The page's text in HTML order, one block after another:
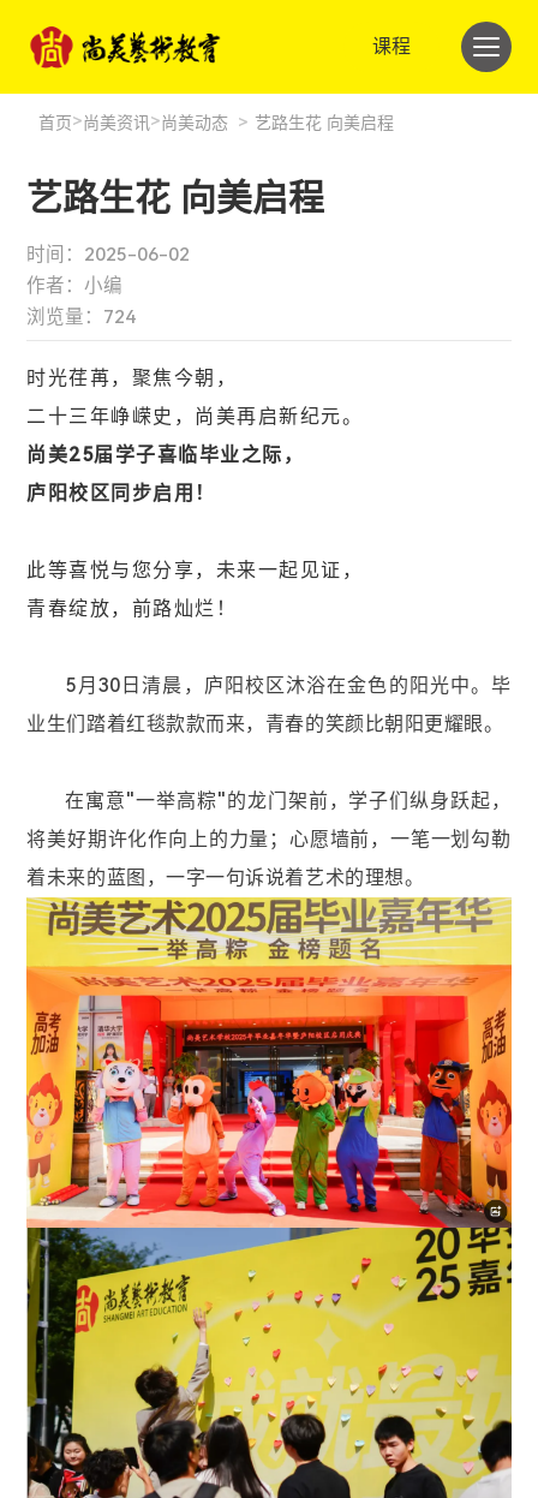
课程
首页>尚美资讯 >尚美动态 > 艺路生花 向美启程
艺路生花 向美启程
时间：2025-06-02
作者：小编
浏览量： 724
时光荏苒，聚焦今朝，
二十三年峥嵘史，尚美再启新纪元。
尚美25届学子喜临毕业之际，
庐阳校区同步启用！
此等喜悦与您分享，未来一起见证，
青春绽放，前路灿烂！
5月30日清晨，庐阳校区沐浴在金色的阳光中。毕
业生们踏着红毯款款而来，青春的笑颜比朝阳更耀眼。
在寓意"一举高粽"的龙门架前，学子们纵身跃起，
将美好期许化作向上的力量；心愿墙前，一笔一划勾勒
着未来的蓝图，一字一句诉说着艺术的理想。